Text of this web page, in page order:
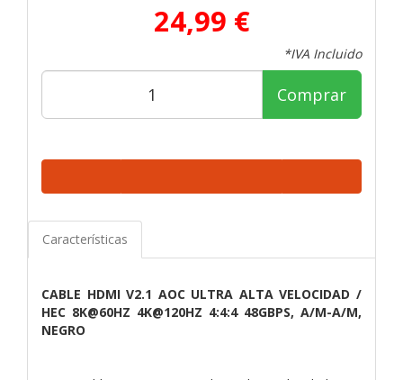
24,99 €
*IVA Incluido
Comprar
Características
CABLE HDMI V2.1 AOC ULTRA ALTA VELOCIDAD /
HEC 8K@60HZ 4K@120HZ 4:4:4 48GBPS, A/M-A/M,
NEGRO